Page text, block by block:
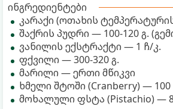
ინგრედიენტები
კარაქი (ოთახის
შაქრის პუდრი — 100-120 გ.
ვანილის ექსტრაქტი — 1 ჩ/კ.
ფქვილი — 300-320 გ.
მარილი — ერთი მწიკვი
ხმელი შტოში (Cranberry) — 100
მოხალული ფსტა (Pistachio) —